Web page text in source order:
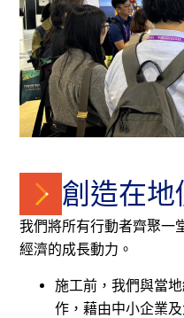
創造在地
我們將所有行動者齊聚一
經濟的成長動力。
施工前，我們與當
作，藉由中小企業